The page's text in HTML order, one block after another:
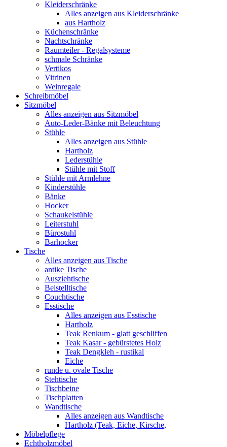
Kleiderschränke
Alles anzeigen aus Kleiderschränke
aus Hartholz
Küchenschränke
Nachtschränke
Raumteiler - Regalsysteme
schmale Schränke
Vertikos
Vitrinen
Weinregale
Schreibmöbel
Sitzmöbel
Alles anzeigen aus Sitzmöbel
Auto-Leder-Bänke mit Beleuchtung
Stühle
Alles anzeigen aus Stühle
Hartholz
Lederstühle
Stühle mit Stoff
Stühle mit Armlehne
Kinderstühle
Bänke
Hocker
Schaukelstühle
Leiterstuhl
Bürostuhl
Barhocker
Tische
Alles anzeigen aus Tische
antike Tische
Ausziehtische
Beistelltische
Couchtische
Esstische
Alles anzeigen aus Esstische
Hartholz
Teak Renkum - glatt geschliffen
Teak Kasar - gebürstetes Holz
Teak Dengkleh - rustikal
Eiche
runde u. ovale Tische
Stehtische
Tischbeine
Tischplatten
Wandtische
Alles anzeigen aus Wandtische
Hartholz (Teak, Eiche, Kirsche,
Möbelpflege
Echtholzmöbel